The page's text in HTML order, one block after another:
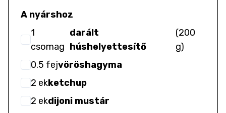
A nyárshoz
1
csomag
darált
húshelyettesítő
(200
g)
0.5 fejvöröshagyma
2 ekketchup
2 ekdijoni mustár